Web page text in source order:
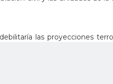
las proyecciones